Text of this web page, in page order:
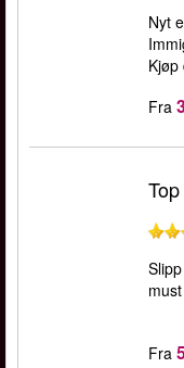
Nyt
Kjøp
Fra
Fra